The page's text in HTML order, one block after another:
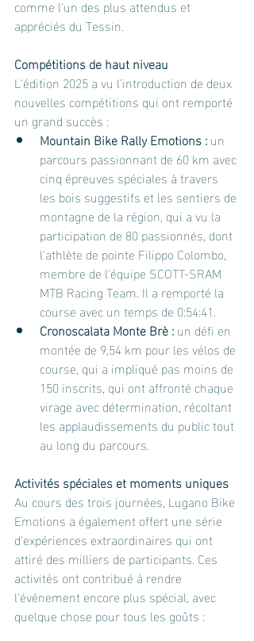
comme l'un des plus attendus et
appréciés du Tessin.
Compétitions de haut niveau
L'édition 2025 a vu l'introduction de deux
nouvelles compétitions qui ont remporté
un grand succès :
Mountain Bike Rally Emotions : un
parcours passionnant de 60 km avec
cinq épreuves spéciales à travers
les bois suggestifs et les sentiers de
montagne de la région, qui a vu la
participation de 80 passionnés, dont
l'athlète de pointe Filippo Colombo,
membre de l'équipe SCOTT-SRAM
MTB Racing Team. Il a remporté la
course avec un temps de 0:54:41.
Cronoscalata Monte Brè : un défi en
montée de 9,54 km pour les vélos de
course, qui a impliqué pas moins de
150 inscrits, qui ont affronté chaque
virage avec détermination, récoltant
les applaudissements du public tout
au long du parcours.
Activités spéciales et moments uniques
Au cours des trois journées, Lugano Bike
Emotions a également offert une série
d'expériences extraordinaires qui ont
attiré des milliers de participants. Ces
activités ont contribué à rendre
l'événement encore plus spécial, avec
quelque chose pour tous les goûts :